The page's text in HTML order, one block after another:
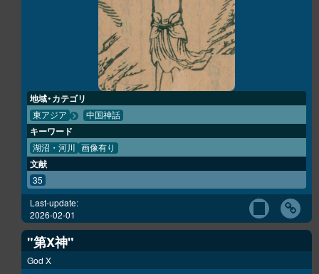
地域・カテゴリ
東アジア 中国神話
キーワード
湖沼・河川 画像有り
文献
35
Last-update:
2026-02-01
"第X神"
God X